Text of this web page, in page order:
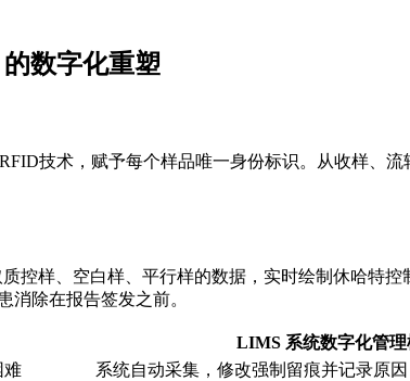
数字化重塑
技术，赋予每个样品唯一身份标识。从收样、
控样、空白样、平行样的数据，实时绘制休哈特
消除在报告签发之前。
LIMS 系统数字化管理
难
系统自动采集，修改强制留痕并记录原